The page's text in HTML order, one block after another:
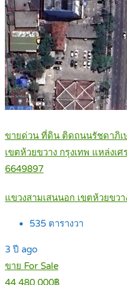
ขายด่วน ที่ดิน ติดถนนรัชดาภิเ
เขตห้วยขวาง กรุงเทพ แหล่งเ
6649897
แขวงสามเสนนอก เขตห้วยขว
535 ตารางวา
3 ปี ago
ขาย For Sale
44,480,000฿